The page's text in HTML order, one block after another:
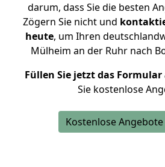
darum, dass Sie die besten
Zögern Sie nicht und
heute, um Ihren
Mülheim an der Ruhr nach
Füllen Sie jetzt das Formular
Sie kostenlose
Kostenlose